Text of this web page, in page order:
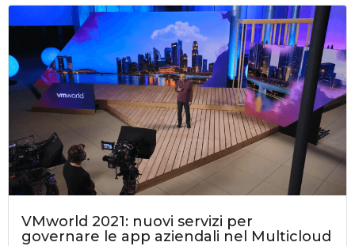
VMworld 2021: nuovi servizi per
governare le app aziendali nel Multicloud